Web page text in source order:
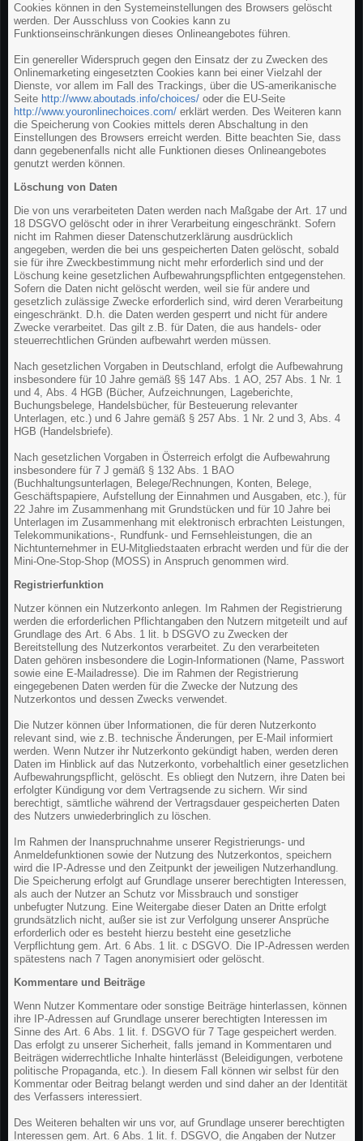
Cookies können in den Systemeinstellungen des Browsers gelöscht
werden. Der Ausschluss von Cookies kann zu
Funktionseinschränkungen dieses Onlineangebotes führen.
Ein genereller Widerspruch gegen den Einsatz der zu Zwecken des
Onlinemarketing eingesetzten Cookies kann bei einer Vielzahl der
Dienste, vor allem im Fall des Trackings, über die US-amerikanische
Seite http://www.aboutads.info/choices/ oder die EU-Seite
http://www.youronlinechoices.com/ erklärt werden. Des Weiteren kann
die Speicherung von Cookies mittels deren Abschaltung in den
Einstellungen des Browsers erreicht werden. Bitte beachten Sie, dass
dann gegebenenfalls nicht alle Funktionen dieses Onlineangebotes
genutzt werden können.
Löschung von Daten
Die von uns verarbeiteten Daten werden nach Maßgabe der Art. 17 und
18 DSGVO gelöscht oder in ihrer Verarbeitung eingeschränkt. Sofern
nicht im Rahmen dieser Datenschutzerklärung ausdrücklich
angegeben, werden die bei uns gespeicherten Daten gelöscht, sobald
sie für ihre Zweckbestimmung nicht mehr erforderlich sind und der
Löschung keine gesetzlichen Aufbewahrungspflichten entgegenstehen.
Sofern die Daten nicht gelöscht werden, weil sie für andere und
gesetzlich zulässige Zwecke erforderlich sind, wird deren Verarbeitung
eingeschränkt. D.h. die Daten werden gesperrt und nicht für andere
Zwecke verarbeitet. Das gilt z.B. für Daten, die aus handels- oder
steuerrechtlichen Gründen aufbewahrt werden müssen.
Nach gesetzlichen Vorgaben in Deutschland, erfolgt die Aufbewahrung
insbesondere für 10 Jahre gemäß §§ 147 Abs. 1 AO, 257 Abs. 1 Nr. 1
und 4, Abs. 4 HGB (Bücher, Aufzeichnungen, Lageberichte,
Buchungsbelege, Handelsbücher, für Besteuerung relevanter
Unterlagen, etc.) und 6 Jahre gemäß § 257 Abs. 1 Nr. 2 und 3, Abs. 4
HGB (Handelsbriefe).
Nach gesetzlichen Vorgaben in Österreich erfolgt die Aufbewahrung
insbesondere für 7 J gemäß § 132 Abs. 1 BAO
(Buchhaltungsunterlagen, Belege/Rechnungen, Konten, Belege,
Geschäftspapiere, Aufstellung der Einnahmen und Ausgaben, etc.), für
22 Jahre im Zusammenhang mit Grundstücken und für 10 Jahre bei
Unterlagen im Zusammenhang mit elektronisch erbrachten Leistungen,
Telekommunikations-, Rundfunk- und Fernsehleistungen, die an
Nichtunternehmer in EU-Mitgliedstaaten erbracht werden und für die der
Mini-One-Stop-Shop (MOSS) in Anspruch genommen wird.
Registrierfunktion
Nutzer können ein Nutzerkonto anlegen. Im Rahmen der Registrierung
werden die erforderlichen Pflichtangaben den Nutzern mitgeteilt und auf
Grundlage des Art. 6 Abs. 1 lit. b DSGVO zu Zwecken der
Bereitstellung des Nutzerkontos verarbeitet. Zu den verarbeiteten
Daten gehören insbesondere die Login-Informationen (Name, Passwort
sowie eine E-Mailadresse). Die im Rahmen der Registrierung
eingegebenen Daten werden für die Zwecke der Nutzung des
Nutzerkontos und dessen Zwecks verwendet.
Die Nutzer können über Informationen, die für deren Nutzerkonto
relevant sind, wie z.B. technische Änderungen, per E-Mail informiert
werden. Wenn Nutzer ihr Nutzerkonto gekündigt haben, werden deren
Daten im Hinblick auf das Nutzerkonto, vorbehaltlich einer gesetzlichen
Aufbewahrungspflicht, gelöscht. Es obliegt den Nutzern, ihre Daten bei
erfolgter Kündigung vor dem Vertragsende zu sichern. Wir sind
berechtigt, sämtliche während der Vertragsdauer gespeicherten Daten
des Nutzers unwiederbringlich zu löschen.
Im Rahmen der Inanspruchnahme unserer Registrierungs- und
Anmeldefunktionen sowie der Nutzung des Nutzerkontos, speichern
wird die IP-Adresse und den Zeitpunkt der jeweiligen Nutzerhandlung.
Die Speicherung erfolgt auf Grundlage unserer berechtigten Interessen,
als auch der Nutzer an Schutz vor Missbrauch und sonstiger
unbefugter Nutzung. Eine Weitergabe dieser Daten an Dritte erfolgt
grundsätzlich nicht, außer sie ist zur Verfolgung unserer Ansprüche
erforderlich oder es besteht hierzu besteht eine gesetzliche
Verpflichtung gem. Art. 6 Abs. 1 lit. c DSGVO. Die IP-Adressen werden
spätestens nach 7 Tagen anonymisiert oder gelöscht.
Kommentare und Beiträge
Wenn Nutzer Kommentare oder sonstige Beiträge hinterlassen, können
ihre IP-Adressen auf Grundlage unserer berechtigten Interessen im
Sinne des Art. 6 Abs. 1 lit. f. DSGVO für 7 Tage gespeichert werden.
Das erfolgt zu unserer Sicherheit, falls jemand in Kommentaren und
Beiträgen widerrechtliche Inhalte hinterlässt (Beleidigungen, verbotene
politische Propaganda, etc.). In diesem Fall können wir selbst für den
Kommentar oder Beitrag belangt werden und sind daher an der Identität
des Verfassers interessiert.
Des Weiteren behalten wir uns vor, auf Grundlage unserer berechtigten
Interessen gem. Art. 6 Abs. 1 lit. f. DSGVO, die Angaben der Nutzer